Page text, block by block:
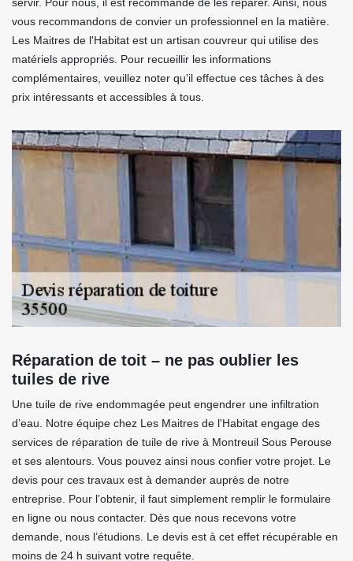
vous recommandons de convier un professionnel en la matière.
Les Maitres de l'Habitat est un artisan couvreur qui utilise des
matériels appropriés. Pour recueillir les informations
complémentaires, veuillez noter qu'il effectue ces tâches à des
prix intéressants et accessibles à tous.
Réparation de toit – ne pas oublier les
tuiles de rive
Une tuile de rive endommagée peut engendrer une infiltration
d’eau. Notre équipe chez Les Maitres de l'Habitat engage des
services de réparation de tuile de rive à Montreuil Sous Perouse
et ses alentours. Vous pouvez ainsi nous confier votre projet. Le
devis pour ces travaux est à demander auprès de notre
entreprise. Pour l’obtenir, il faut simplement remplir le formulaire
en ligne ou nous contacter. Dès que nous recevons votre
demande, nous l’étudions. Le devis est à cet effet récupérable en
moins de 24 h suivant votre requête.